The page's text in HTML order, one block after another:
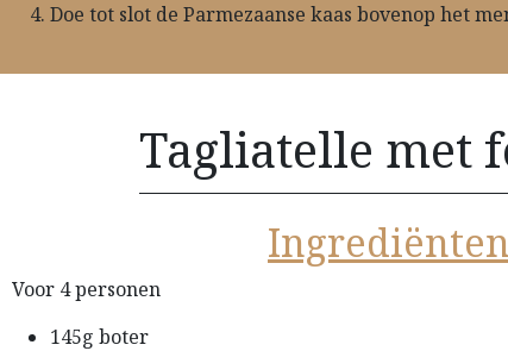
Doe tot slot de Parmezaanse kaas bovenop het
Tagliatelle met
Voor 4 personen
145g boter